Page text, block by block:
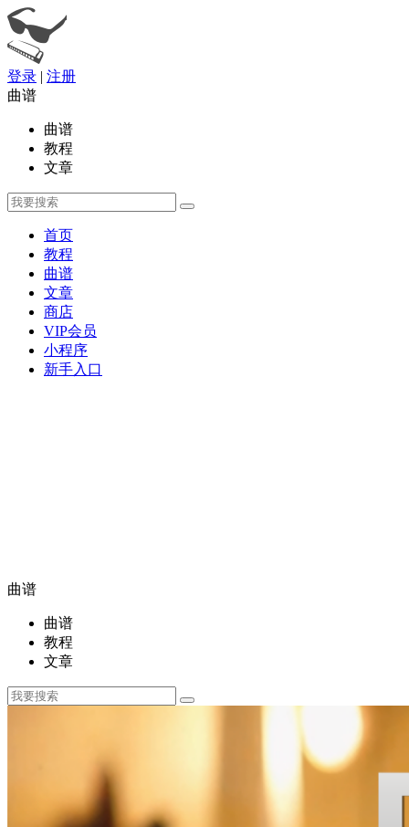
登录 | 注册
曲谱
曲谱
教程
文章
首页
教程
曲谱
文章
商店
VIP会员
小程序
新手入口
曲谱
曲谱
教程
文章